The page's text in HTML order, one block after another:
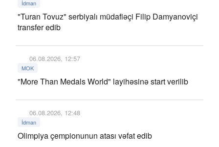
İdman
"Turan Tovuz" serbiyalı müdafiəçi Filip Damyanoviçi
transfer edib
06.08.2026, 12:57
MOK
"More Than Medals World" layihəsinə start verilib
06.08.2026, 12:48
İdman
Olimpiya çempionunun atası vəfat edib